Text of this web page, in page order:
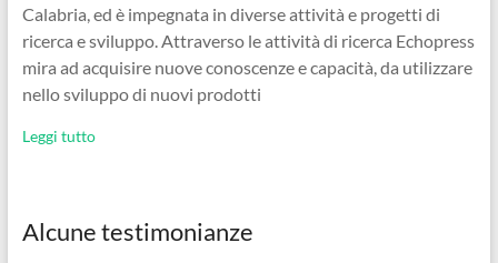
Calabria, ed è impegnata in diverse attività e progetti di
ricerca e sviluppo. Attraverso le attività di ricerca Echopress
mira ad acquisire nuove conoscenze e capacità, da utilizzare
nello sviluppo di nuovi prodotti
Leggi tutto
Alcune testimonianze